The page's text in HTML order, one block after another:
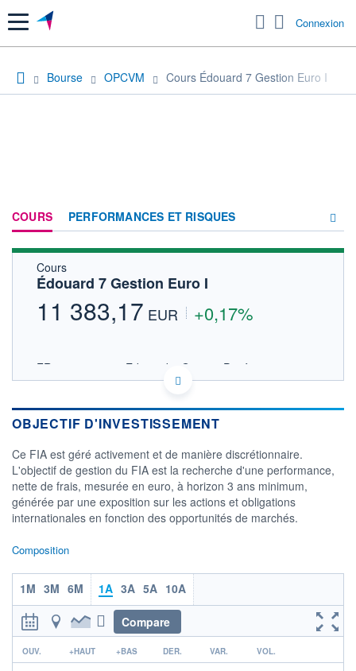
Menu Connexion
Bourse OPCVM Cours Édouard 7 Gestion Euro I
COURS PERFORMANCES ET RISQUES
FORUM
Cours
Édouard 7 Gestion Euro I
11 383,17 EUR +0,17%
FR0013236601 - Edouard 7 Gestion Privée
OPCVM DERNIER COURS CONNU AU 31/07/2026
12/12 07/04
11 000
11 500
CATÉGORIE MORNINGSTAR
Allocation EUR Flexible -
International
FONDS PARTENAIRES
TARIFS PRIVILÉGIÉS 0%
ÉLIGIBILITÉ
PEA PEA-PME BOURSOVIE LUX
BOURSOVIE
OBJECTIF D'INVESTISSEMENT
Ce FIA est géré activement et de manière discrétionnaire.
L'objectif de gestion du FIA est la recherche d'une performance,
nette de frais, mesurée en euro, à horizon 3 ans minimum,
générée par une exposition sur les actions et obligations
internationales en fonction des opportunités de marchés.
Composition
1M 3M 6M 1A 3A 5A 10A
Compare
r
OUV. +HAUT +BAS DER. VAR. VOL.